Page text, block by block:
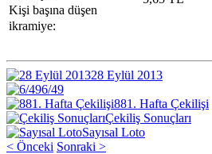
Kişi başına düşen
ikramiye:
28 Eylül 2013
6/49
881. Hafta Çekilişi
Çekiliş Sonuçları
Sayısal Loto
< Önceki Sonraki >